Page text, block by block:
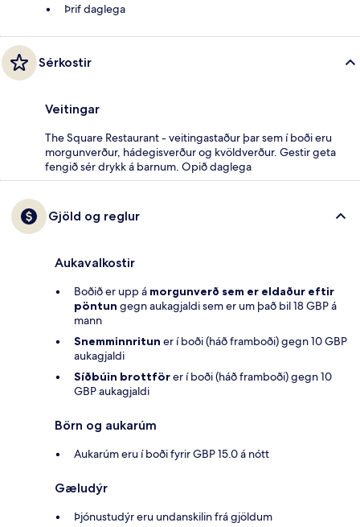
Þrif daglega
Sérkostir
Veitingar
The Square Restaurant - veitingastaður þar sem í boði eru
morgunverður, hádegisverður og kvöldverður. Gestir geta
fengið sér drykk á barnum. Opið daglega
Gjöld og reglur
Aukavalkostir
Boðið er upp á morgunverð sem er eldaður eftir
pöntun gegn aukagjaldi sem er um það bil 18 GBP á
mann
Snemminnritun er í boði (háð framboði) gegn 10 GBP
aukagjaldi
Síðbúin brottförer í boði (háð framboði) gegn 10
GBP aukagjaldi
Börn og aukarúm
Aukarúm eru í boði fyrir GBP 15.0 á nótt
Gæludýr
Þjónustudýr eru undanskilin frá gjöldum